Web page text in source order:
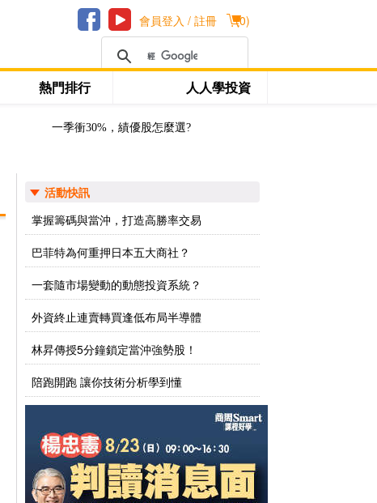
(0)
會員登入 / 註冊
熱門排行 人人學投資
一季衝30%，績優股怎麼選?
活動快訊
掌握籌碼與當沖，打造高勝率交易
巴菲特為何重押日本五大商社？
一套隨市場變動的動態投資系統？
外資終止連賣轉買逢低布局半導體
林昇傳授5分鐘鎖定當沖強勢股！
陪跑開跑 讓你技術分析學到懂